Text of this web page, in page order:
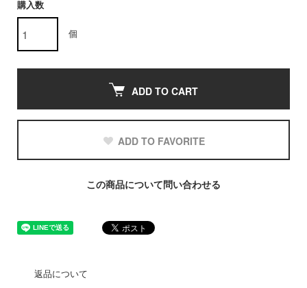
購入数
個
ADD TO CART
ADD TO FAVORITE
この商品について問い合わせる
返品について